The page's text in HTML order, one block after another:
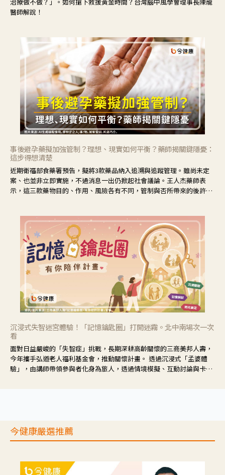
醫師解說！
事後避孕藥擬加強管制？理想、現實如何平衡？藥師揭關鍵隱憂：
這步得想清楚
近期衛福部食藥署預告，擬將3款藥品納入追溯與追蹤管理。雖尚未定
案、也並非立即實施，不過消息一出仍掀起社會議論。王人杰藥師表
示，這三款藥物目的、作用、風險各有不同，管制與否所帶來的後許影
沉浸式失智迷宮體驗！「記憶鑰匙圈」打開迷霧。北中南場次一次
看
面對日益嚴峻的「失智症」挑戰，長期深耕高齡關懷的三商美邦人壽，
今年攜手弘道老人福利基金會，推動關懷計畫。 透過沉浸式「孟婆體
驗」，由講師帶領參與者化身為旅人，透過情境模擬、互動討論與卡牌
今健康嚴選推薦